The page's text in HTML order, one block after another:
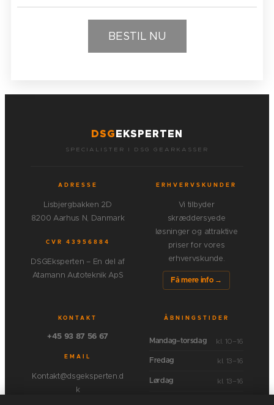
BESTIL NU
DSGEKSPERTEN
SPECIALISTER I DSG GEARKASSER
ADRESSE
Lisbjergbakken 2D
8200 Aarhus N, Danmark
CVR 43956884
DSGEksperten – En del af
Atamann Autoteknik ApS
ERHVERVSKUNDER
Vi tilbyder
skræddersyede
løsninger og attraktive
priser for vores
erhvervskunde.
Få mere info →
KONTAKT
+45 93 87 56 67
EMAIL
Kontakt@dsgeksperten.d
k
ÅBNINGSTIDER
Mandag–torsdag kl. 10–16
Fredag kl. 13–16
Lørdag kl. 13–16